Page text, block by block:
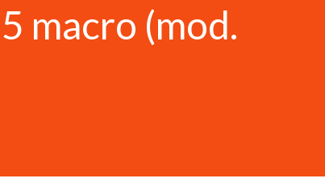
macro (mod.